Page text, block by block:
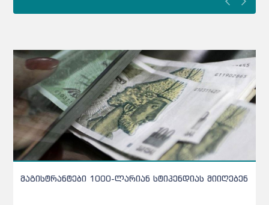
1000-ლარიან სტიპენდიას მიიღებენ